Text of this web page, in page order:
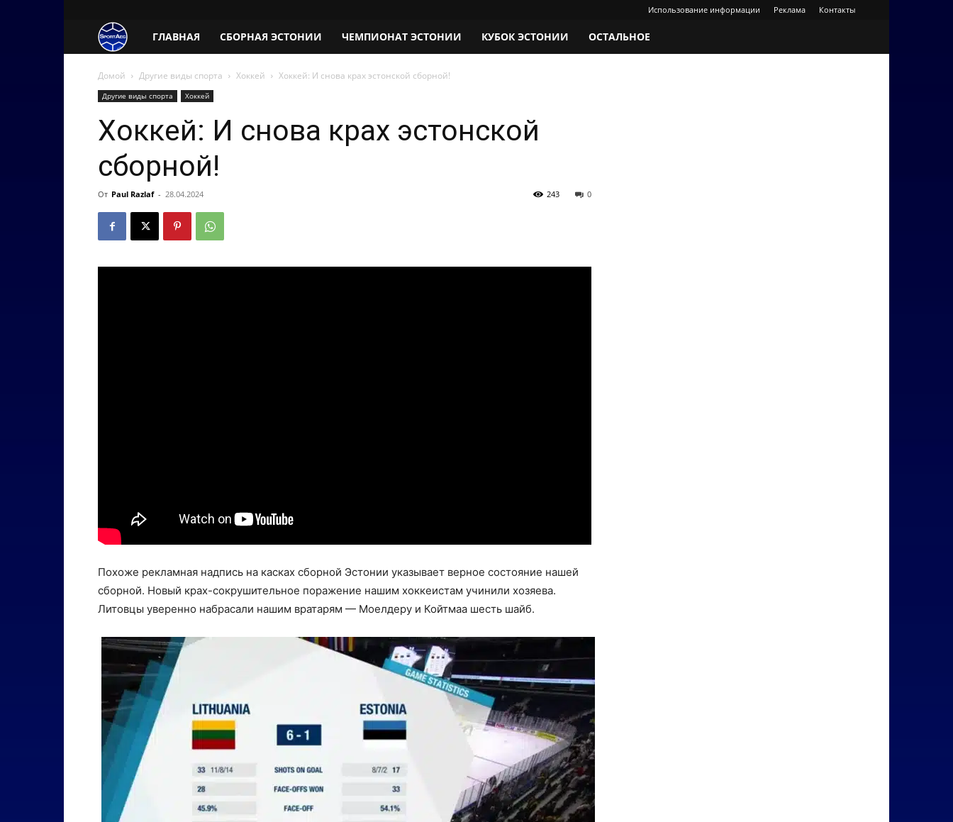
Использование информации Реклама Контакты
SportAeg.EE
ГЛАВНАЯ СБОРНАЯ ЭСТОНИИ ЧЕМПИОНАТ ЭСТОНИИ КУБОК ЭСТОНИИ ОСТАЛЬНОЕ
Домой Другие виды спорта Хоккей Хоккей: И снова крах эстонской сборной!
Другие виды спорта Хоккей
Хоккей: И снова крах эстонской
сборной!
От Paul Razlaf - 28.04.2024 0
243
Похоже рекламная надпись на касках сборной Эстонии указывает верное состояние нашей
сборной. Новый крах-сокрушительное поражение нашим хоккеистам учинили хозяева.
Литовцы уверенно набрасали нашим вратарям — Моелдеру и Койтмаа шесть шайб.